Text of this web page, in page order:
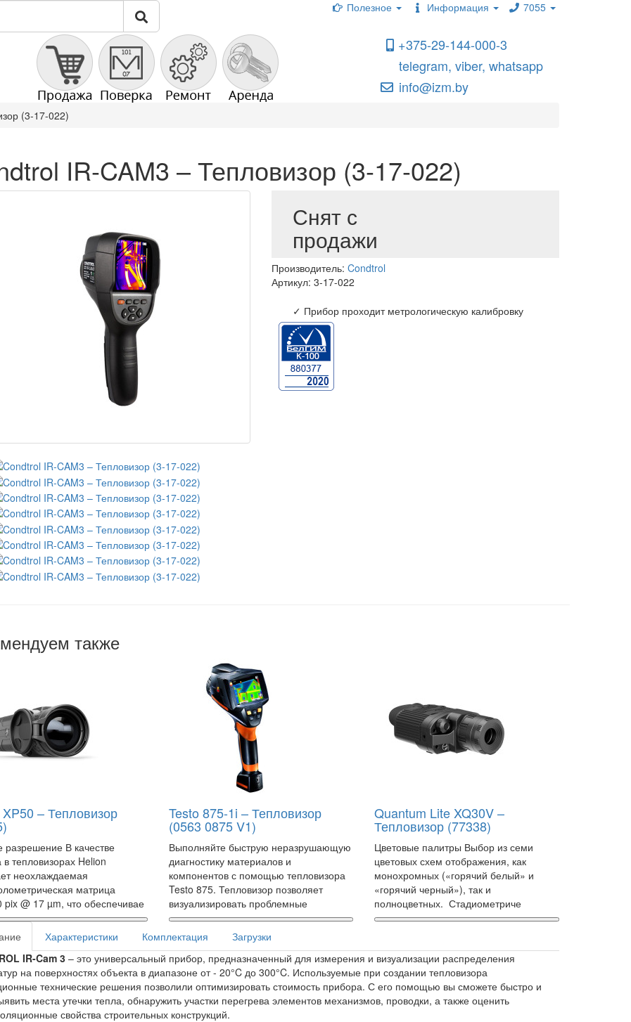
Полезное Информация 7055
+375-29-144-000-3
telegram, viber, whatsapp
info@izm.by
(3-17-022)
IR-CAM3 – Тепловизор (3-17-022)
Снят с
продажи
Производитель:Condtrol
Артикул: 3-17-022
✓ Прибор проходит метрологическую калибровку
также
– Тепловизор
разрешение В качестве
в тепловизорах Helion
неохлаждаемая
матрица
pix @ 17 µm, что обеспечивае
Testo 875-1i – Тепловизор
(0563 0875 V1)
Выполняйте быструю неразрушающую
диагностику материалов и
компонентов с помощью тепловизора
Testo 875. Тепловизор позволяет
визуализировать проблемные
Quantum Lite XQ30V –
Тепловизор (77338)
Цветовые палитры Выбор из семи
цветовых схем отображения, как
монохромных («горячий белый» и
«горячий черный»), так и
полноцветных. Стадиометриче
Характеристики Комплектация
Загрузки
IR-Cam 3– это универсальный прибор, предназначенный для измерения и визуализации распределения
на поверхностях объекта в диапазоне от - 20°C до 300°C. Используемые при создании тепловизора
технические решения позволили оптимизировать стоимость прибора. С его помощью вы сможете быстро и
места утечки тепла, обнаружить участки перегрева элементов механизмов, проводки, а также оценить
свойства строительных конструкций.